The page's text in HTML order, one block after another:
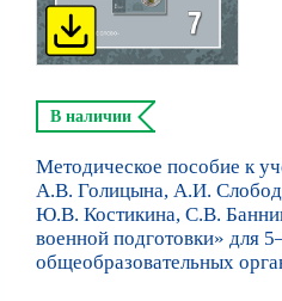
В наличии
Методическое пособие к
А.В. Голицына, А.И.
Ю.В. Костикина, С.В.
военной подготовки» для
общеобразовательных